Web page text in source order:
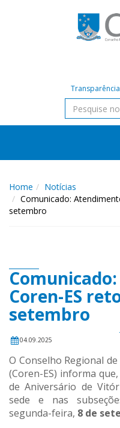
Home
Notícias
Comunicado:
setembro
Coren-ES
setembro
04.09.2025
O Conselho Regional
(Coren-ES) informa
de Aniversário de
sede e nas
segunda-feira, 8 de